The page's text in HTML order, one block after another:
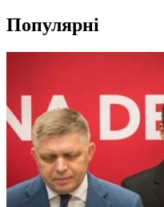
Популярні